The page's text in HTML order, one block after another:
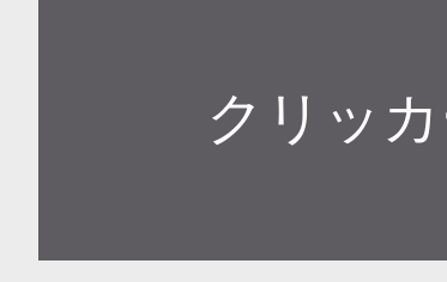
クリッ